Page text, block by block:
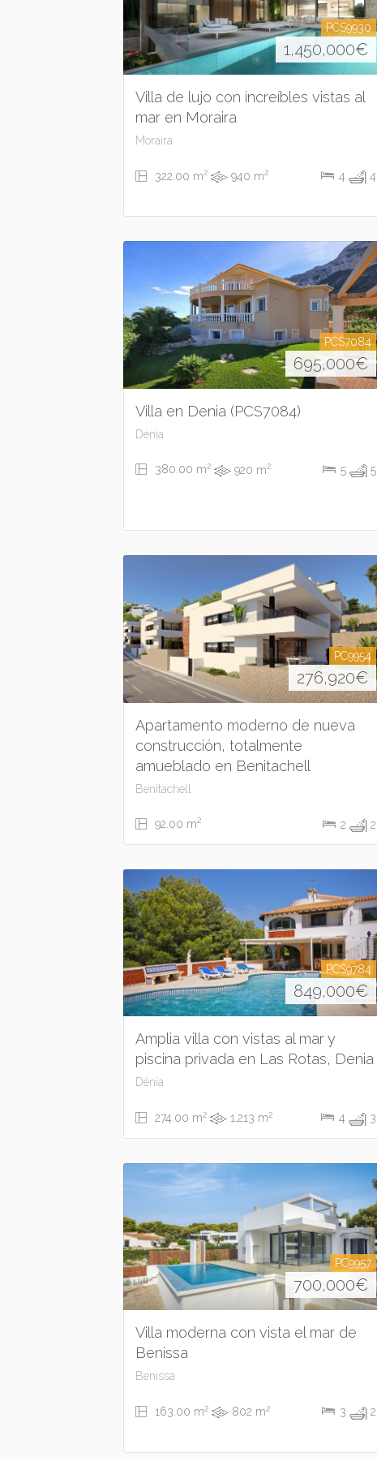
PCS9930
1,450,000€
Villa de lujo con increíbles vistas al
mar en Moraira
Moraira
322.00 m2 940 m2 4 4
PCS7084
695,000€
Villa en Denia (PCS7084)
Dénia
380.00 m2 920 m2 5 5
PC9954
276,920€
Apartamento moderno de nueva
construcción, totalmente
amueblado en Benitachell
Benitachell
92.00 m2 2 2
PCS9784
849,000€
Amplia villa con vistas al mar y
piscina privada en Las Rotas, Denia
Dénia
274.00 m2 1,213 m2 4 3
PC9957
700,000€
Villa moderna con vista el mar de
Benissa
Benissa
163.00 m2 802 m2 3 2